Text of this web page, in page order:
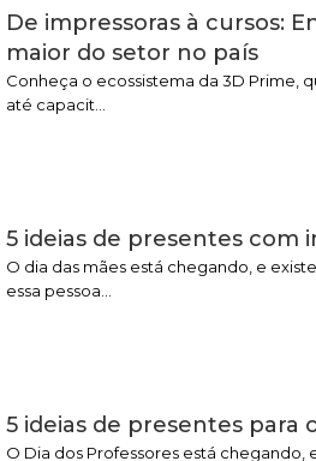
De impressoras à cursos:
maior do setor no país
Conheça o ecossistema da 3D Prime,
até capacit...
5 ideias de presentes com
O dia das mães está chegando, e
essa pessoa...
5 ideias de presentes para
O Dia dos Professores está